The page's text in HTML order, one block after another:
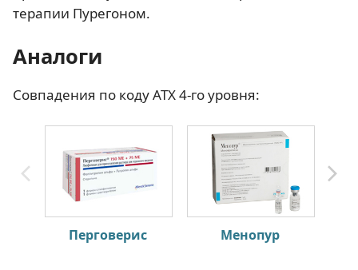
терапии Пурегоном.
Аналоги
Совпадения по коду АТХ 4-го уровня:
Перговерис Менопур